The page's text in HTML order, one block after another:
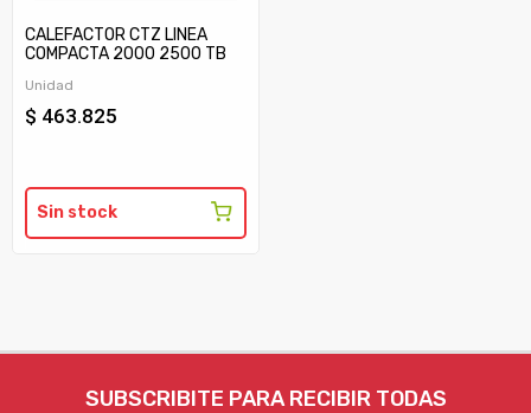
CALEFACTOR CTZ LINEA
COMPACTA 2000 2500 TB
Unidad
$ 463.825
Sin stock
SUBSCRIBITE PARA RECIBIR TODAS